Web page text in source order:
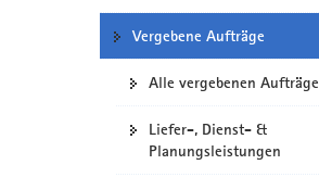
Vergebene Aufträge
Alle vergebenen Aufträge
Liefer-, Dienst- &
Planungsleistungen